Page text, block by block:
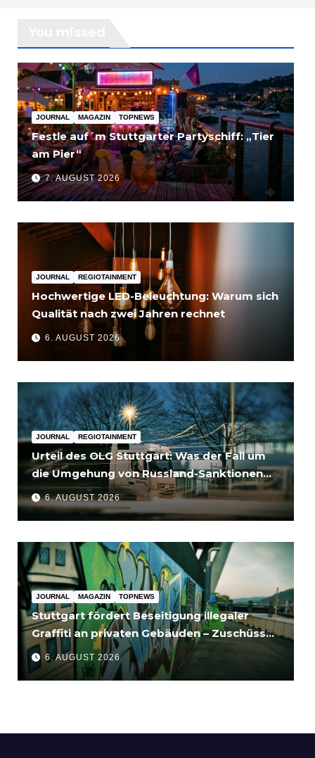
JOURNAL MAGAZIN TOPNEWS
Festle auf´m Stuttgarter Partyschiff: „Tier
am Pier“
7. AUGUST 2026
JOURNAL REGIOTAINMENT
Hochwertige LED-Beleuchtung: Warum sich
Qualität nach zwei Jahren rechnet
6. AUGUST 2026
JOURNAL REGIOTAINMENT
Urteil des OLG Stuttgart: Was der Fall um
die Umgehung von Russland-Sanktionen
für Unternehmen bedeutet
6. AUGUST 2026
JOURNAL MAGAZIN TOPNEWS
Stuttgart fördert Beseitigung illegaler
Graffiti an privaten Gebäuden – Zuschüsse
bis 3.500 Euro
6. AUGUST 2026